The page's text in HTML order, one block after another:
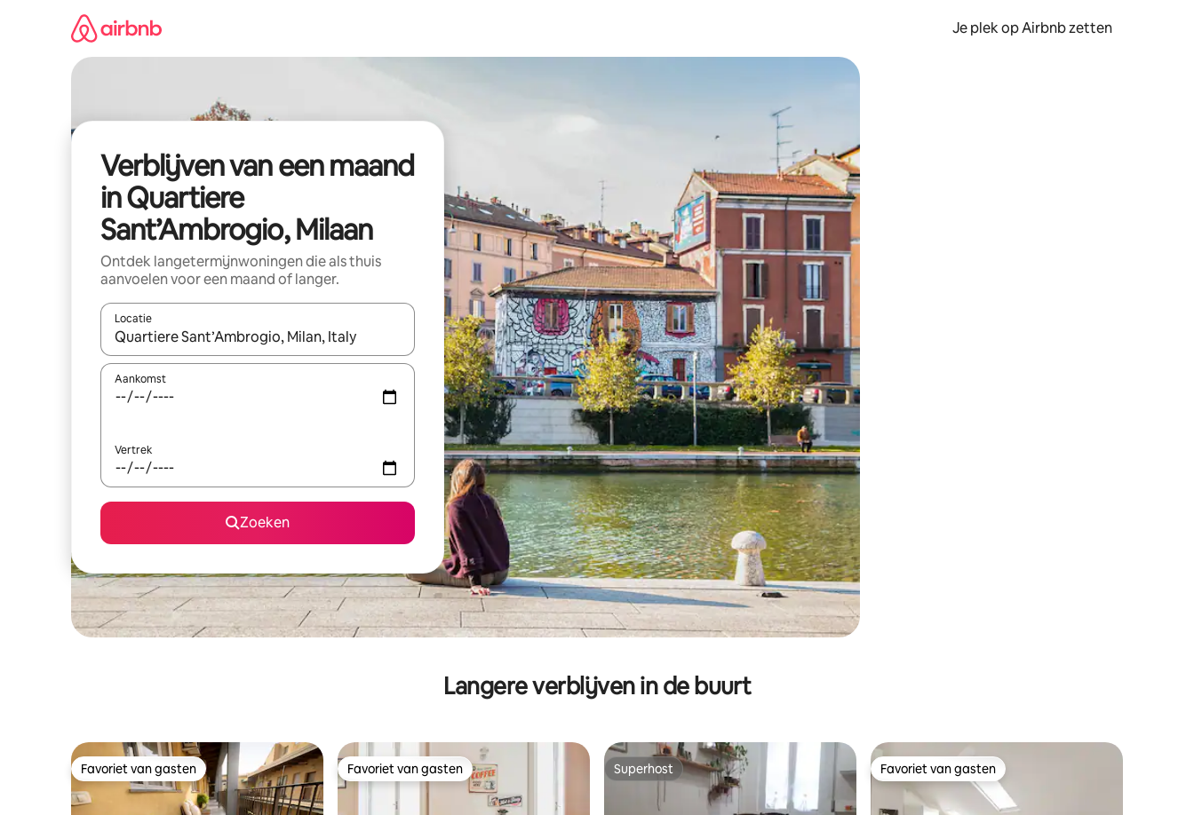
Je plek op Airbnb zetten
Verblijven van een maand
in Quartiere
Sant’Ambrogio, Milaan
Ontdek langetermijnwoningen die als thuis
aanvoelen voor een maand of langer.
Locatie
Wanneer er resultaten beschikbaar zijn, maak je een keuze met je de pijltjestoetsen omhoog en omlaag, óf door te tikken of swipen.
Aankomst
Vertrek
Zoeken
Langere verblijven in de buurt
Favoriet van gasten
Favoriet van gasten Favoriet van gasten
Favoriet van gasten Superhost
Superhost Favoriet van gasten
Favoriet van gasten